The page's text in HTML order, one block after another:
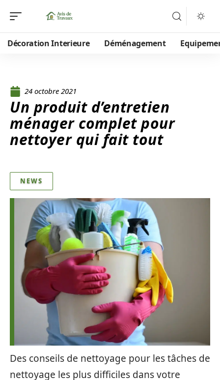
Décoration Interieure Déménagement
24 octobre 2021
Un produit d’entretien
ménager complet pour
nettoyer qui fait tout
NEWS
Des conseils de nettoyage pour les tâches de
nettoyage les plus difficiles dans votre